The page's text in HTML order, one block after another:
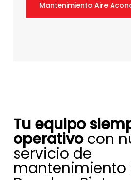
Mantenimiento Aire
Tu equipo
operativocon
servicio de
mantenimiento